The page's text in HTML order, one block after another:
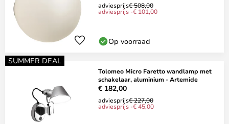
adviesprijs€ 508,00
adviesprijs -€ 101,00
Op voorraad
SUMMER DEAL
Tolomeo Micro Faretto wandlamp met
schakelaar, aluminium - Artemide
€ 182,00
adviesprijs€ 227,00
adviesprijs -€ 45,00